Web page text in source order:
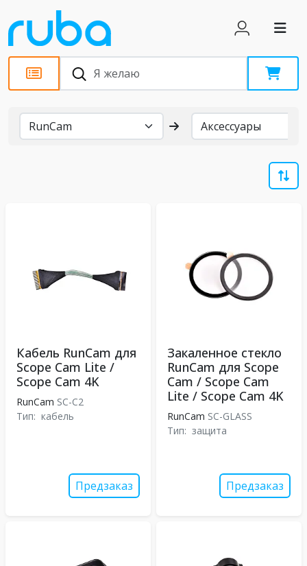
Бренды
Кабель RunCam для
Scope Cam Lite /
Scope Cam 4K
RunCam SC-C2
Тип: кабель
Предзаказ
Закаленное стекло
RunCam для Scope
Cam / Scope Cam
Lite / Scope Cam 4K
RunCam SC-GLASS
Тип: защита
Предзаказ